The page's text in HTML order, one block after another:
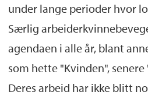
Lov om selvbestemt
ble vedtatt i 1979
I 2019 ble abortloven
under lange perioder hvor
Særlig
agendaen i alle år, blant
som hette "Kvinden",
Deres arbeid har ikke blitt